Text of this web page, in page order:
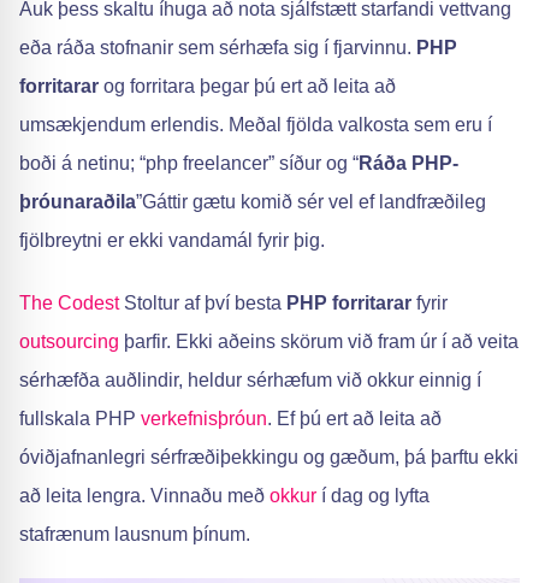
Auk þess skaltu íhuga að nota sjálfstætt starfandi vettvang
eða ráða stofnanir sem sérhæfa sig í fjarvinnu. PHP
forritarar og forritara þegar þú ert að leita að
umsækjendum erlendis. Meðal fjölda valkosta sem eru í
boði á netinu; “php freelancer” síður og “Ráða PHP-
þróunaraðila”Gáttir gætu komið sér vel ef landfræðileg
fjölbreytni er ekki vandamál fyrir þig.
The CodestStoltur af því besta PHP forritarar fyrir
outsourcing þarfir. Ekki aðeins skörum við fram úr í að veita
sérhæfða auðlindir, heldur sérhæfum við okkur einnig í
fullskala PHP verkefnisþróun. Ef þú ert að leita að
óviðjafnanlegri sérfræðiþekkingu og gæðum, þá þarftu ekki
að leita lengra. Vinnaðu með okkur í dag og lyfta
stafrænum lausnum þínum.